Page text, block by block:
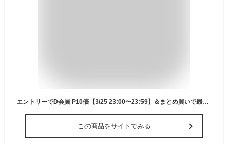
エントリーでD会員 P10倍【3/25 23:00〜23:59】＆まとめ買いで最大10％OFFクーポン コールマン BBQコンロ 大型グリル 通気性抜群 クールスパイダー ステンレスグリルグランデ レッド(170-9430) クッキング キャンプ Coleman
この商品をサイトでみる